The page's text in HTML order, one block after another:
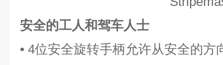
安全的工人和驾车人士
• 4位安全旋转手柄允许从安全的方